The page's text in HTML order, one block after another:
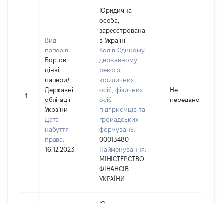
1
Вид
паперів:
Боргові
цінні
папери/
Державні
облігації
України
Дата
набуття
права:
16.12.2023
Юридична
особа,
зареєстрована
в Україні
Код в Єдиному
державному
реєстрі
юридичних
осіб, фізичних
осіб –
підприємців та
громадських
формувань:
00013480
Найменування:
МІНІСТЕРСТВО
ФІНАНСІВ
УКРАЇНИ
Не
передано